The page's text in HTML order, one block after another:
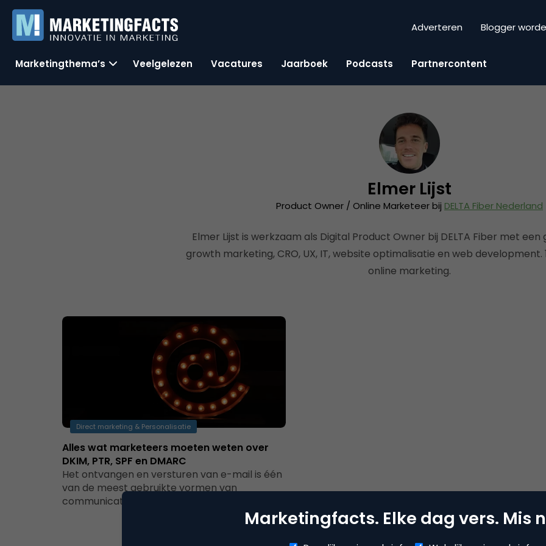
Adverteren Blogger
Marketingthema’s Veelgelezen Vacatures Jaarboek Podcasts Partnercontent
Elmer Lijst
Product Owner / Online Marketeer bij DELTA Fiber Nederland
Elmer Lijst is werkzaam als Digital Product Owner bij DELTA Fiber met
growth marketing, CRO, UX, IT, website optimalisatie en web development.
online marketing.
Direct marketing & Personalisatie
Alles wat marketeers moeten weten over
DKIM, PTR, SPF en DMARC
Het ontvangen en versturen van e-mail is één
van de meest gebruikte vormen van
communicatie in ons land, dagelijks worden…
Marketingfacts. Elke dag vers. Mis